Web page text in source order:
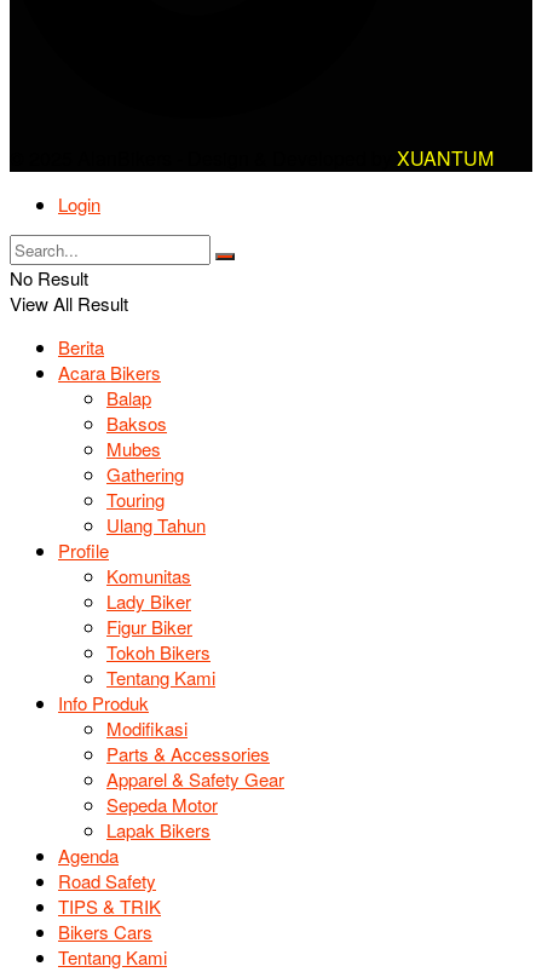
XUANTUM
Login
No Result
View All Result
Berita
Acara Bikers
Balap
Baksos
Mubes
Gathering
Touring
Ulang Tahun
Profile
Komunitas
Lady Biker
Figur Biker
Tokoh Bikers
Tentang Kami
Info Produk
Modifikasi
Parts & Accessories
Apparel & Safety Gear
Sepeda Motor
Lapak Bikers
Agenda
Road Safety
TIPS & TRIK
Bikers Cars
Tentang Kami